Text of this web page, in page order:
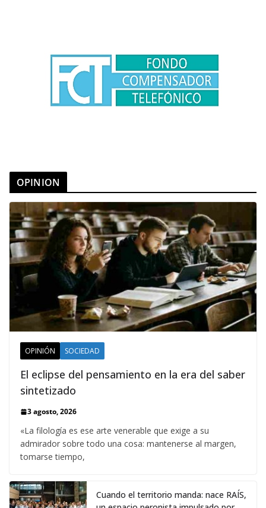
OPINION
OPINIÓN SOCIEDAD
El eclipse del pensamiento en la era del saber
sintetizado
3 agosto, 2026
«La filología es ese arte venerable que exige a su
admirador sobre todo una cosa: mantenerse al margen,
tomarse tiempo,
Cuando el territorio manda: nace RAÍS,